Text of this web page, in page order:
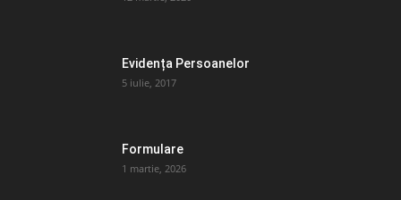
Evidența Persoanelor
5 iulie, 2017
Formulare
1 martie, 2026